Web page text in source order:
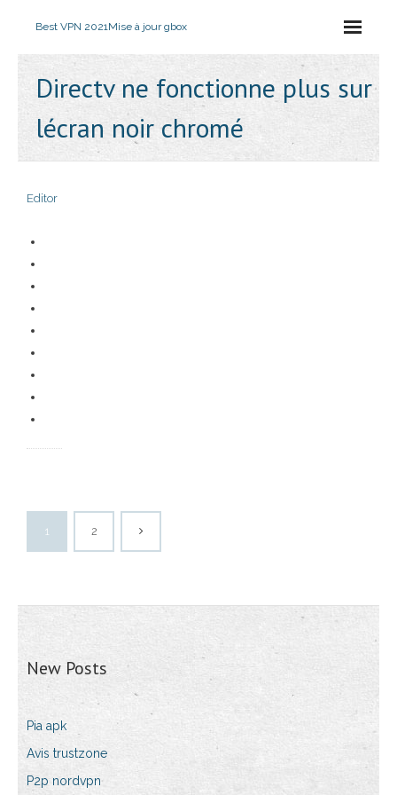
Best VPN 2021Mise à jour gbox
Directv ne fonctionne plus sur
lécran noir chromé
Editor
1 2
New Posts
Pia apk
Avis trustzone
P2p nordvpn